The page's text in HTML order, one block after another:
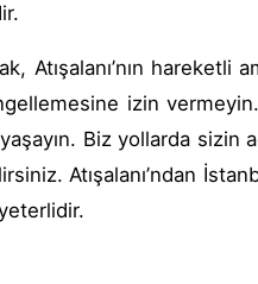
Atışalanı’nın
izin
Biz yollarda sizin
Atışalanı’ndan